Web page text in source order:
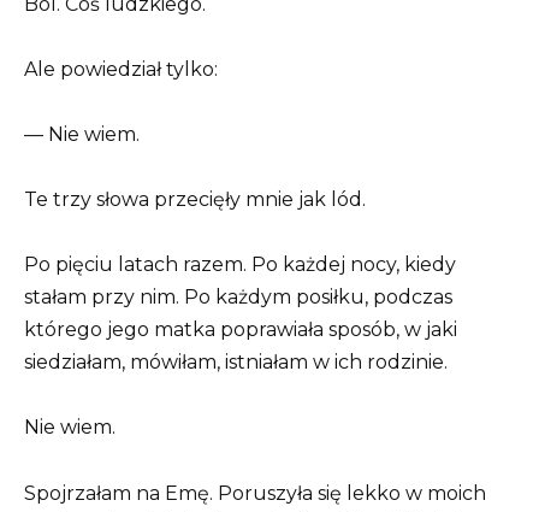
Ale powiedział tylko:
— Nie wiem.
Te trzy słowa przecięły mnie jak lód.
Po pięciu latach razem. Po każdej nocy, kiedy
stałam przy nim. Po każdym posiłku, podczas
którego jego matka poprawiała sposób, w jaki
siedziałam, mówiłam, istniałam w ich rodzinie.
Nie wiem.
Spojrzałam na Emę. Poruszyła się lekko w moich